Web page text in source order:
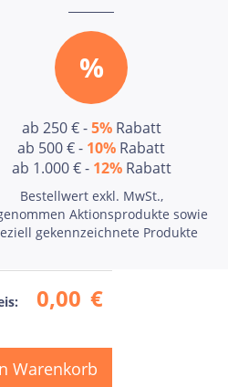
0,00 €
Warenkorb
%
ab 250 € -5%Rabatt
ab 500 € - 10% Rabatt
ab 1.000 € - 12%Rabatt
Bestellwert exkl. MwSt.,
Aktionsprodukte sowie
gekennzeichnete Produkte